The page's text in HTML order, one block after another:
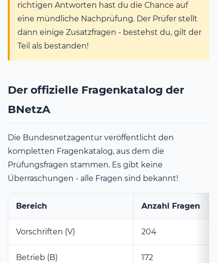
richtigen Antworten hast du die Chance auf
eine mündliche Nachprüfung. Der Prüfer stellt
dann einige Zusatzfragen - bestehst du, gilt der
Teil als bestanden!
Der offizielle Fragenkatalog der
BNetzA
Die Bundesnetzagentur veröffentlicht den
kompletten Fragenkatalog, aus dem die
Prüfungsfragen stammen. Es gibt keine
Überraschungen - alle Fragen sind bekannt!
Bereich Anzahl Fragen
Vorschriften (V) 204
Betrieb (B) 172